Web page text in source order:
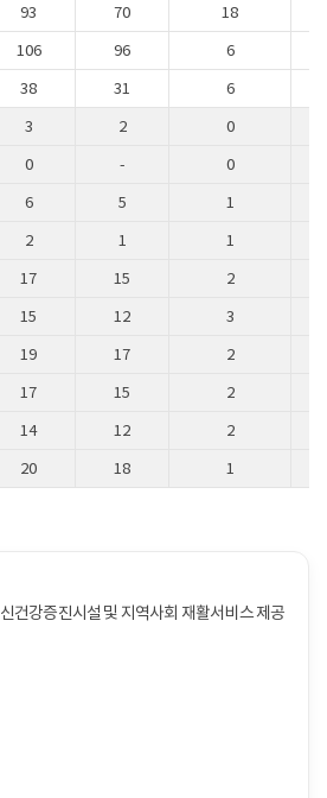
93 70
18
106 96
6
38 31
6
3 2
0
0 -
0
6 5
1
2 1
1
17 15
2
15 12
3
19 17
2
17 15
2
14 12
2
20 18 1
건강증진시설 및 지역사회 재활서비스 제공